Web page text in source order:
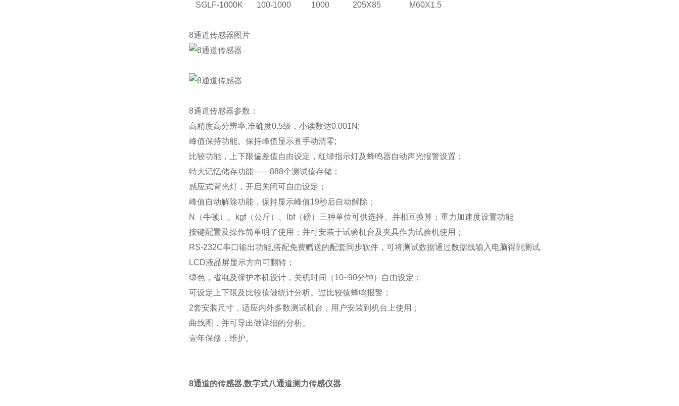
SGLF-1000K
100-1000 1000 205X85 M60X1.5
8通道传感器图片
8通道传感器参数：
高精度高分辨率,准确度0.5级，小读数达0.001N;
峰值保持功能。保持峰值显示直手动清零;
比较功能，上下限偏差值自由设定，红绿指示灯及蜂鸣器自动声光报警设置；
特大记忆储存功能——888个测试值存储；
感应式背光灯，开启关闭可自由设定；
峰值自动解除功能，保持显示峰值19秒后自动解除；
N（牛顿）、kgf（公斤）、lbf（磅）三种单位可供选择、并相互换算；重力加速度设置功能
按键配置及操作简单明了使用；并可安装于试验机台及夹具作为试验机使用；
RS-232C串口输出功能,搭配免费赠送的配套同步软件，可将测试数据通过数据线输入电脑得到测试
LCD液晶屏显示方向可翻转；
绿色，省电及保护本机设计，关机时间（10~90分钟）自由设定；
可设定上下限及比较值做统计分析。过比较值蜂鸣报警；
2套安装尺寸，适应内外多数测试机台，用户安装到机台上使用；
曲线图，并可导出做详细的分析。
壹年保修，维护。
8通道的传感器,数字式八通道测力传感仪器